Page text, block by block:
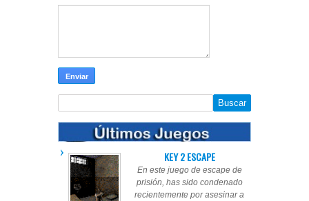
KEY 2 ESCAPE
En este juego de escape de
prisión, has sido condenado
recientemente por asesinar a